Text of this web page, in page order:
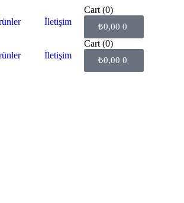
İletişim
Cart (0)
₺0,00 0
İletişim
Cart (0)
₺0,00 0